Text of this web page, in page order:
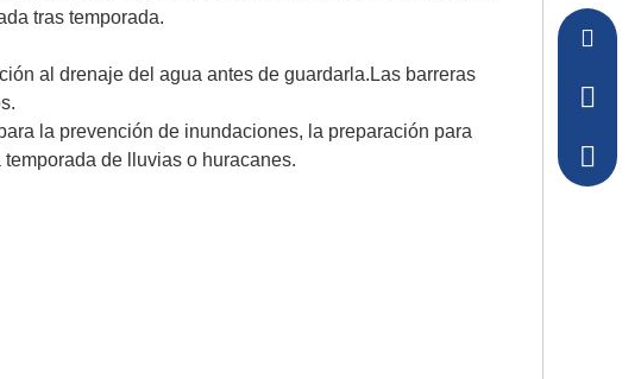
tras temporada.
al drenaje del agua antes de guardarla.Las barreras
la prevención de inundaciones, la preparación para
de lluvias o huracanes.
+86-